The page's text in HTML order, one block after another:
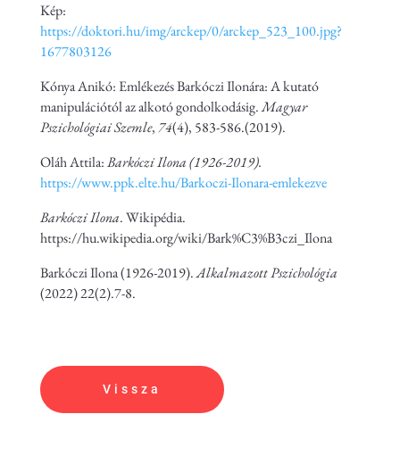
Kép:
https://doktori.hu/img/arckep/0/arckep_523_100.jpg?
1677803126
Kónya Anikó: Emlékezés Barkóczi Ilonára: A kutató
manipulációtól az alkotó gondolkodásig.Magyar
Pszichológiai Szemle, 74(4), 583-586.(2019).
Oláh Attila:Barkóczi Ilona (1926-2019).
https://www.ppk.elte.hu/Barkoczi-Ilonara-emlekezve
Barkóczi Ilona. Wikipédia.
https://hu.wikipedia.org/wiki/Bark%C3%B3czi_Ilona
Barkóczi Ilona (1926-2019).Alkalmazott Pszichológia
(2022) 22(2).7-8.
Vissza